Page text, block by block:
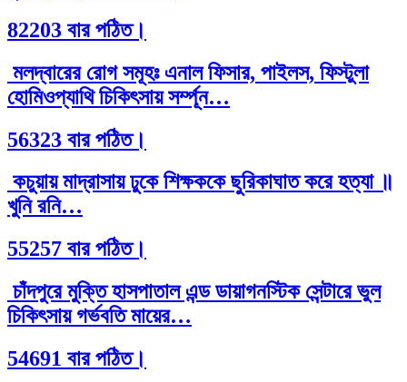
82203 বার পঠিত।
মলদ্বারের রোগ সমূহঃ এনাল ফিসার, পাইলস, ফিস্টুলা
হোমিওপ্যাথি চিকিৎসায় সর্ম্পূন…
56323 বার পঠিত।
কচুয়ায় মাদ্রাসায় ঢুকে শিক্ষককে ছুরিকাঘাত করে হত্যা ॥
খুনি রনি…
55257 বার পঠিত।
চাঁদপুরে মুক্তি হাসপাতাল এন্ড ডায়াগনস্টিক সেন্টারে ভুল
চিকিৎসায় গর্ভবতি মায়ের…
54691 বার পঠিত।